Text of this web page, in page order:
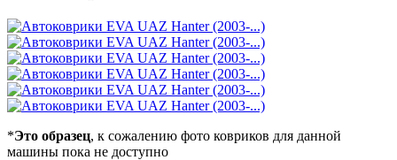
*Это образец, к сожалению фото ковриков для данной
машины пока не доступно